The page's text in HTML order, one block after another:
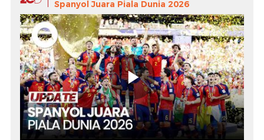
Spanyol Juara Piala Dunia 2026